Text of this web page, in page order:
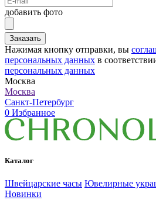
добавить фото
Заказать
Нажимая кнопку отправки, вы
персональных данных в
персональных данных
Москва
Москва
Санкт-Петербург
0 Избранное
Каталог
Швейцарские часы Ювелирные
Новинки